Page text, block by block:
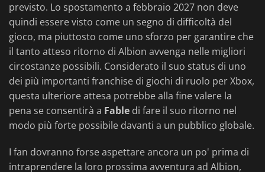
previsto. Lo spostamento a febbraio 2027 non deve
quindi essere visto come un segno di difficoltà del
gioco, ma piuttosto come uno sforzo per garantire che
il tanto atteso ritorno di Albion avvenga nelle migliori
circostanze possibili. Considerato il suo status di uno
dei più importanti franchise di giochi di ruolo per Xbox,
questa ulteriore attesa potrebbe alla fine valere la
pena se consentirà a Fable di fare il suo ritorno nel
modo più forte possibile davanti a un pubblico globale.
I fan dovranno forse aspettare ancora un po' prima di
intraprendere la loro prossima avventura ad Albion,